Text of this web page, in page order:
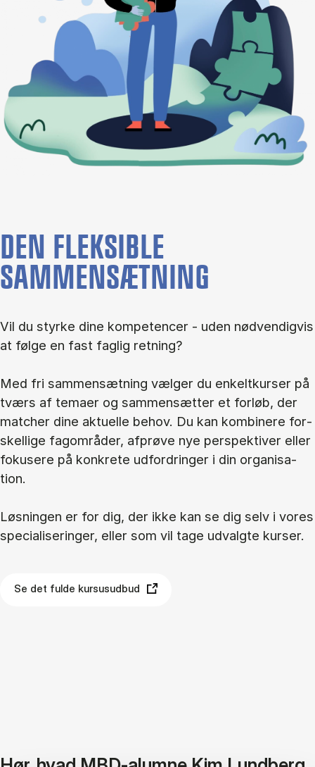
DEN FLEKSIBLE
SAMMENSÆTNING
Vil du styr­ke dine kom­pe­ten­cer - uden nød­ven­dig­vis
at føl­ge en fast fag­lig ret­ning?
Med fri sam­men­sæt­ning væl­ger du en­kelt­kur­ser på
tværs af te­ma­er og sam­men­sæt­ter et for­løb, der
mat­cher dine ak­tu­el­le be­hov. Du kan kom­bi­ne­re for­
skel­li­ge fag­om­rå­der, af­prø­ve nye per­spek­ti­ver el­ler
fo­ku­se­re på kon­kre­te ud­for­drin­ger i din or­ga­ni­sa­
tion.
Løs­nin­gen er for dig, der ikke kan se dig selv i vo­res
spe­ci­a­li­se­rin­ger, el­ler som vil tage ud­valg­te kur­ser.
Se det fulde kursusudbud